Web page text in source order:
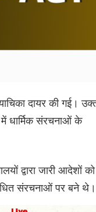
दायर की गई।
धार्मिक संरचनाओं के
द्वारा जारी आदेशों को
संरचनाओं पर बने थे।